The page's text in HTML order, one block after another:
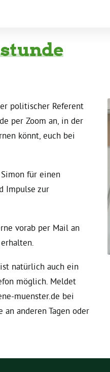
politischer Referent
per Zoom an, in der
könnt, euch bei
für einen
Impulse zur
vorab per Mail an
natürlich auch ein
möglich. Meldet
muenster.de bei
an anderen Tagen oder